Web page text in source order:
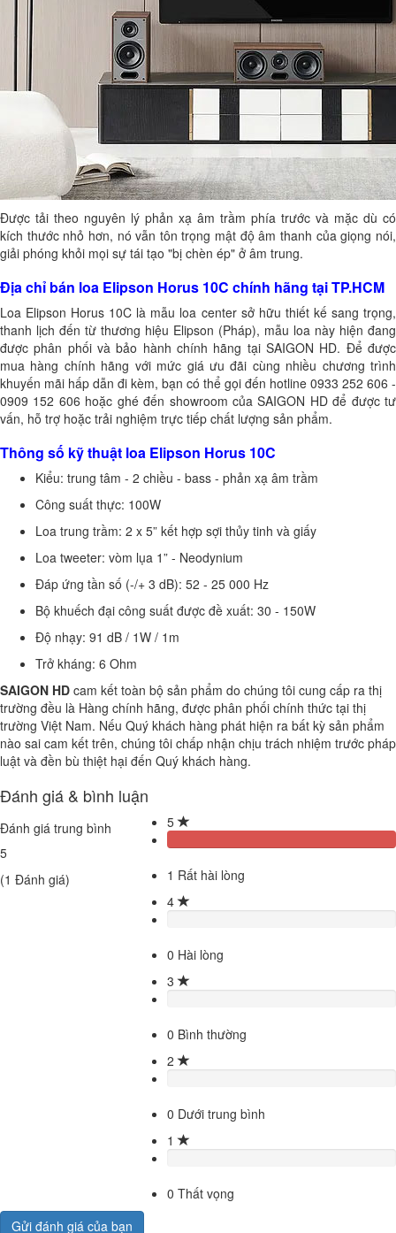
Được tải theo nguyên lý phản xạ âm trầm phía trước và mặc dù có
kích thước nhỏ hơn, nó vẫn tôn trọng mật độ âm thanh của giọng nói,
giải phóng khỏi mọi sự tái tạo "bị chèn ép" ở âm trung.
Địa chỉ bán loa Elipson Horus 10C chính hãng tại TP.HCM
Loa Elipson Horus 10C là mẫu loa center sở hữu thiết kế sang trọng,
thanh lịch đến từ thương hiệu Elipson (Pháp), mẫu loa này hiện đang
được phân phối và bảo hành chính hãng tại SAIGON HD. Để được
mua hàng chính hãng với mức giá ưu đãi cùng nhiều chương trình
khuyến mãi hấp dẫn đi kèm, bạn có thể gọi đến hotline 0933 252 606 -
0909 152 606 hoặc ghé đến showroom của SAIGON HD để được tư
vấn, hỗ trợ hoặc trải nghiệm trực tiếp chất lượng sản phẩm.
Thông số kỹ thuật loa Elipson Horus 10C
Kiểu: trung tâm - 2 chiều - bass - phản xạ âm trầm
Công suất thực: 100W
Loa trung trầm: 2 x 5” kết hợp sợi thủy tinh và giấy
Loa tweeter: vòm lụa 1” - Neodynium
Đáp ứng tần số (-/+ 3 dB): 52 - 25 000 Hz
Bộ khuếch đại công suất được đề xuất: 30 - 150W
Độ nhạy: 91 dB / 1W / 1m
Trở kháng: 6 Ohm
SAIGON HD cam kết toàn bộ sản phẩm do chúng tôi cung cấp ra thị
trường đều là Hàng chính hãng, được phân phối chính thức tại thị
trường Việt Nam. Nếu Quý khách hàng phát hiện ra bất kỳ sản phẩm
nào sai cam kết trên, chúng tôi chấp nhận chịu trách nhiệm trước pháp
luật và đền bù thiệt hại đến Quý khách hàng.
Đánh giá & bình luận
Đánh giá trung bình
5
(1 Đánh giá)
5
1 Rất hài lòng
4
0 Hài lòng
3
0 Bình thường
2
0 Dưới trung bình
1
0 Thất vọng
Gửi đánh giá của bạn